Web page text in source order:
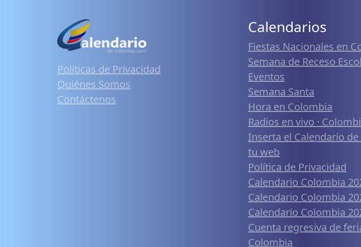
Políticas de Privacidad
Quiénes Somos
Contáctenos
Calendarios
Fiestas Nacionales en
Semana de Receso
Eventos
Semana Santa
Hora en Colombia
Radios en vivo ·
Inserta el Calendario
tu web
Política de Privacidad
Calendario Colombia
Calendario Colombia
Calendario Colombia
Cuenta regresiva de
Colombia